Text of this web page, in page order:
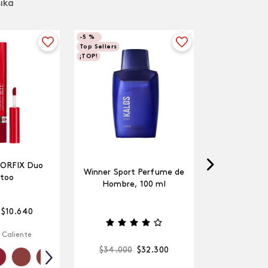
Duo
$10 .640
Caliente
-5 %
Top Sellers
¡TOP!
Winner Sport Perfume de
Hombre, 100 ml
$34.000 $32 .300